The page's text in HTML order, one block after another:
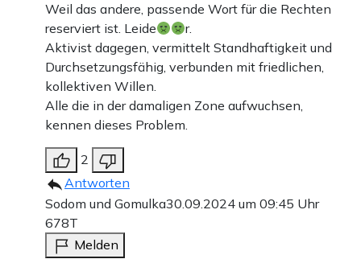
Weil das andere, passende Wort für die Rechten
reserviert ist. Leide
r.
Aktivist dagegen, vermittelt Standhaftigkeit und
Durchsetzungsfähig, verbunden mit friedlichen,
kollektiven Willen.
Alle die in der damaligen Zone aufwuchsen,
kennen dieses Problem.
2
Antworten
Sodom und Gomulka30.09.2024 um 09:45 Uhr
678T
Melden